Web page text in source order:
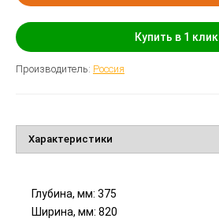
Купить в 1 клик
Производитель: Россия
Характеристики
Глубина, мм: 375
Ширина, мм: 820